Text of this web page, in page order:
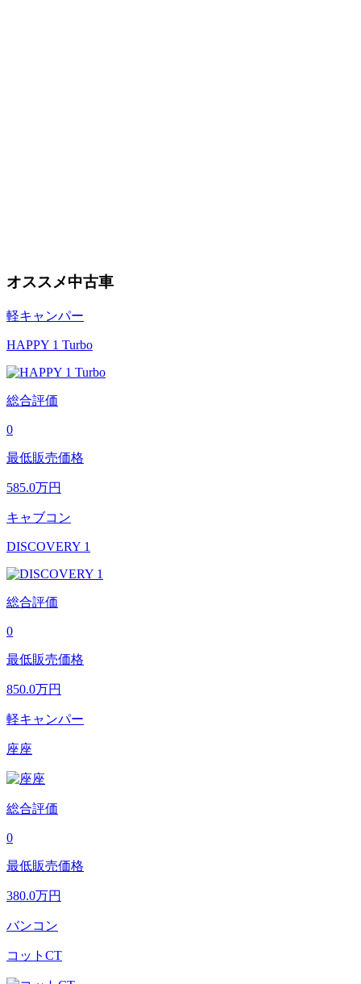
オススメ中古車
軽キャンパー
HAPPY 1 Turbo
総合評価
0
最低販売価格
585.0万円
キャブコン
DISCOVERY 1
総合評価
0
最低販売価格
850.0万円
軽キャンパー
座座
総合評価
0
最低販売価格
380.0万円
バンコン
コットCT